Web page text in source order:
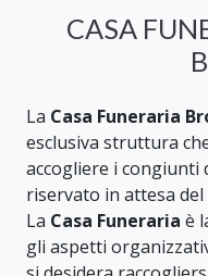
CASA
La Casa Funeraria
esclusiva struttura
accogliere i congiunti
riservato in attesa
La Casa Funeraria è
gli aspetti